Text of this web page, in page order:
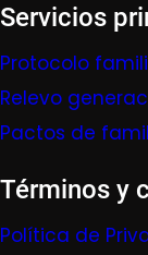
Servicios
Protocolo
Relevo
Pactos de
Términos y
Política de